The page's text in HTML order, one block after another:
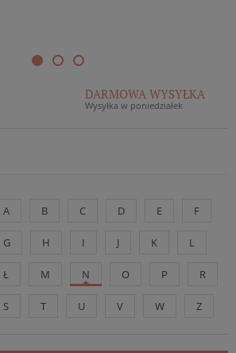
DARMOWA WYSYŁKA
Wysyłka w poniedziałek
A B C D E F
G H I J K L
Ł M N O P R
S T U V W Z